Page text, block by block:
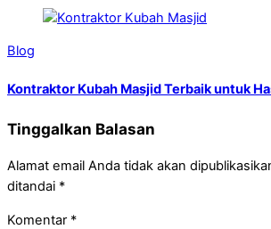
Blog
Kontraktor Kubah Masjid Terbaik untuk
Tinggalkan Balasan
Alamat email Anda tidak akan
ditandai *
Komentar *